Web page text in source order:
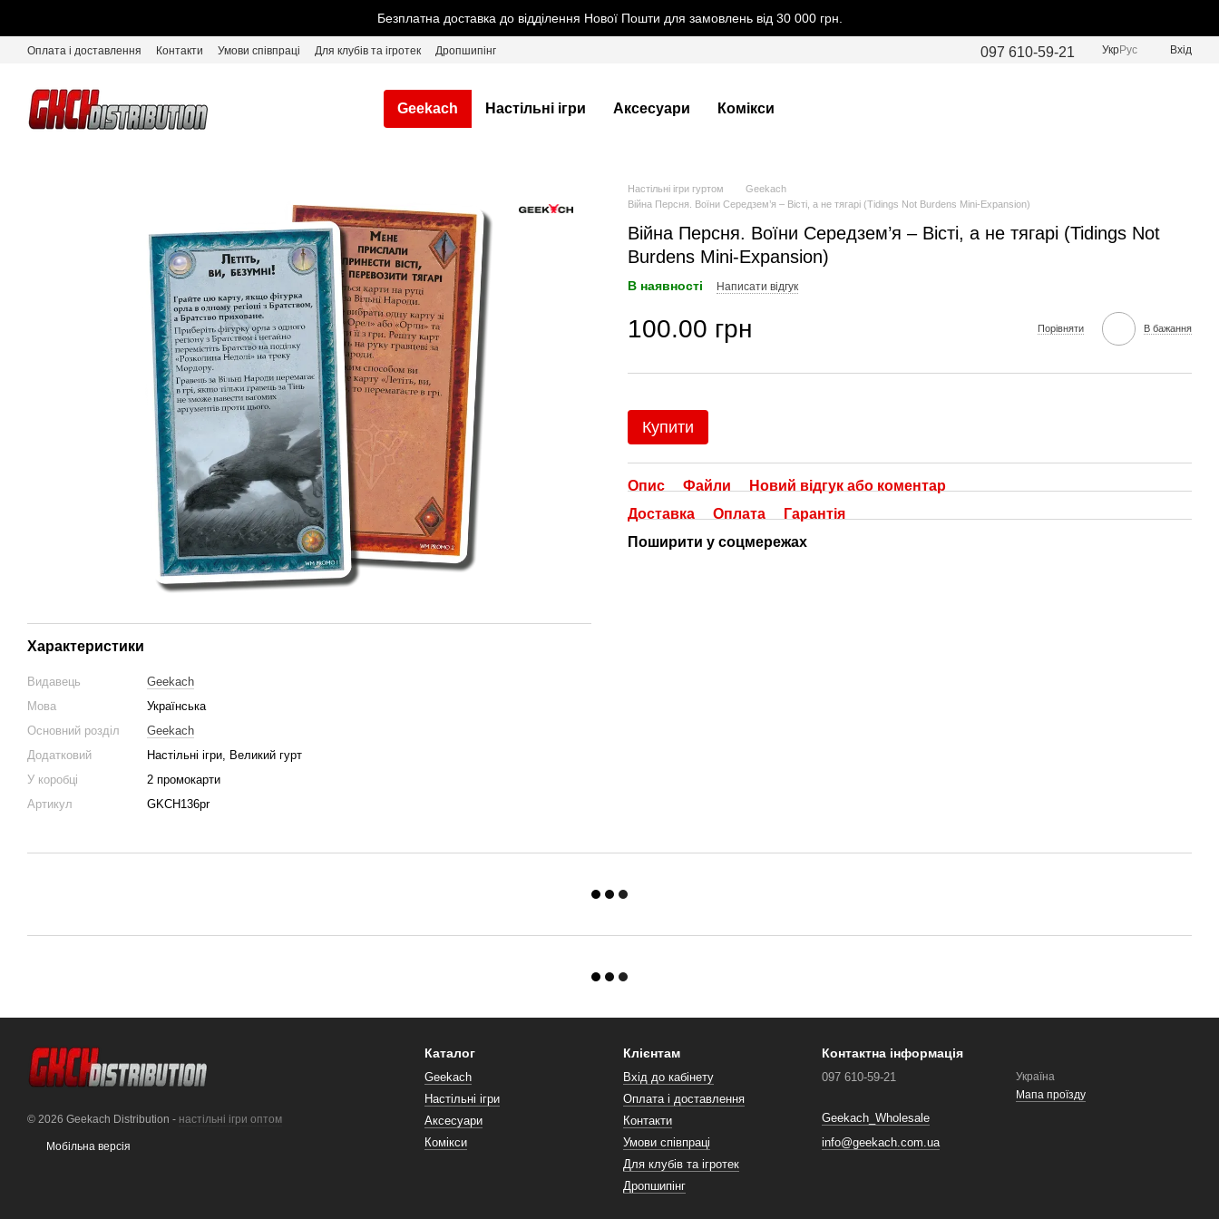
Безплатна доставка до відділення Нової Пошти для замовлень від 30 000 грн.
Оплата і доставлення Контакти Умови співпраці Для клубів та ігротек Дропшипінг 097 610-59-21 УкрРус Вхід
Geekach Настільні ігри Аксесуари Комікси
Характеристики
Видавець
Geekach
Мова
Українська
Основний розділ
Geekach
Додатковий
Настільні ігри, Великий гурт
У коробці
2 промокарти
Артикул
GKCH136pr
Настільні ігри гуртом
Geekach
Війна Персня. Воїни Середзем’я – Вісті, а не тягарі (Tidings Not Burdens Mini-Expansion)
Війна Персня. Воїни Середзем’я – Вісті, а не тягарі (Tidings Not
Burdens Mini-Expansion)
В наявності Написати відгук
100.00 грн Порівняти В бажання
Купити
Опис Файли
Новий відгук або коментар
Доставка
Оплата
Гарантія
Поширити у соцмережах
© 2026 Geekach Distribution - настільні ігри оптом
Мобільна версія
Каталог
Geekach
Настільні ігри
Аксесуари
Комікси
Клієнтам
Вхід до кабінету
Оплата і доставлення
Контакти
Умови співпраці
Для клубів та ігротек
Дропшипінг
Контактна інформація
097 610-59-21
Geekach_Wholesale
info@geekach.com.ua
Україна
Мапа проїзду